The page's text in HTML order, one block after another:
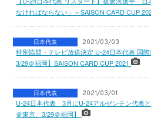
なければならない」～SAISON CARD CUP
日本代表 2021/03/03
特別協賛・テレビ放送決定 U-24日本代表 国際
3/29＠福岡】SAISON CARD CUP 2021
日本代表 2021/03/01
U-24日本代表 3月にU-24アルゼンチン代表
＠東京、3/29＠福岡】